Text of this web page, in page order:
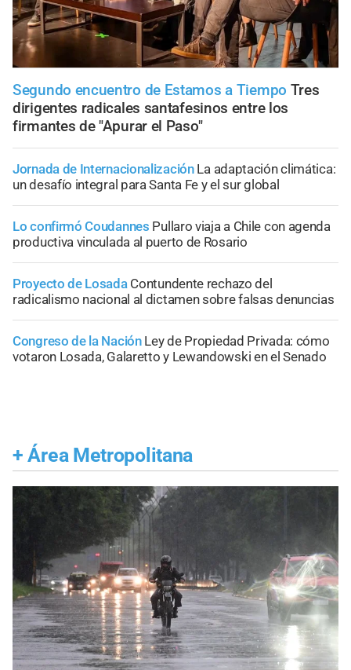
Segundo encuentro de Estamos a Tiempo Tres
dirigentes radicales santafesinos entre los
firmantes de "Apurar el Paso"
Jornada de Internacionalización La adaptación climática:
un desafío integral para Santa Fe y el sur global
Lo confirmó Coudannes Pullaro viaja a Chile con agenda
productiva vinculada al puerto de Rosario
Proyecto de Losada Contundente rechazo del
radicalismo nacional al dictamen sobre falsas denuncias
Congreso de la Nación Ley de Propiedad Privada: cómo
votaron Losada, Galaretto y Lewandowski en el Senado
+ Área Metropolitana